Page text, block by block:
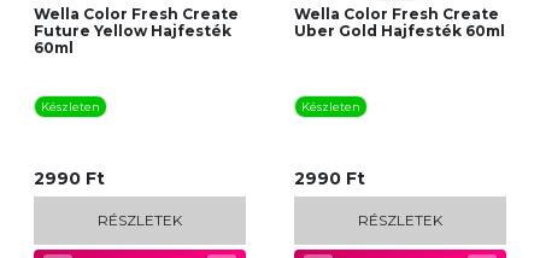
Wella Color Fresh Create
Future Yellow Hajfesték
60ml
Készleten
2990 Ft
RÉSZLETEK
Wella Color Fresh Create
Uber Gold Hajfesték 60ml
Készleten
2990 Ft
RÉSZLETEK